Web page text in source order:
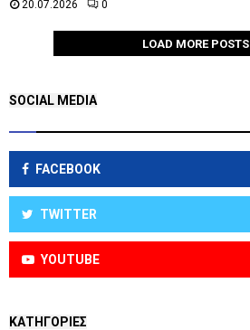
20.07.2026 0
LOAD MORE POSTS
SOCIAL MEDIA
FACEBOOK
TWITTER
YOUTUBE
KΑΤΗΓΟΡΊΕΣ